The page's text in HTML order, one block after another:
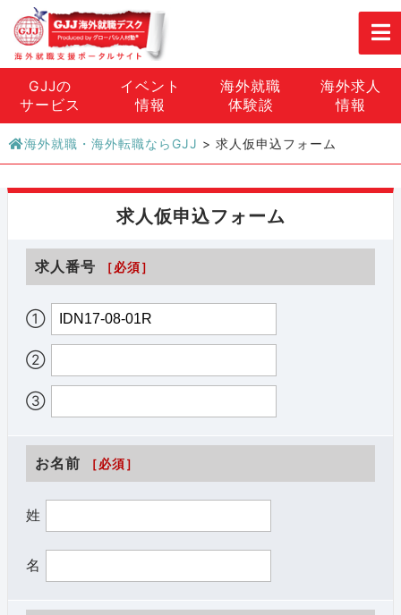
GJJの
サービス
イベント
情報
海外就職
体験談
海外求人
情報
海外就職・海外転職ならGJJ > 求人仮申込フォーム
求人仮申込フォーム
求人番号 ［必須］
①
②
③
お名前 ［必須］
姓
名